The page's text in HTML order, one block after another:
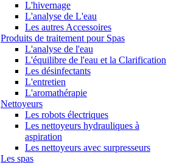
L'hivernage
L'analyse de L'eau
Les autres Accessoires
Produits de traitement pour Spas
L'analyse de l'eau
L'équilibre de l'eau et la Clarification
Les désinfectants
L'entretien
L'aromathérapie
Nettoyeurs
Les robots électriques
Les nettoyeurs hydrauliques à
aspiration
Les nettoyeurs avec surpresseurs
Les spas